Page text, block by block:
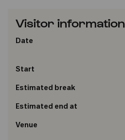
Visitor information
Date
Start
Estimated break
Estimated end at
Venue